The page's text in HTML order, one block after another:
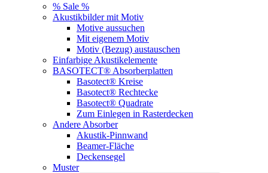
% Sale %
Akustikbilder mit Motiv
Motive aussuchen
Mit eigenem Motiv
Motiv (Bezug) austauschen
Einfarbige Akustikelemente
BASOTECT® Absorberplatten
Basotect® Kreise
Basotect® Rechtecke
Basotect® Quadrate
Zum Einlegen in Rasterdecken
Andere Absorber
Akustik-Pinnwand
Beamer-Fläche
Deckensegel
Muster